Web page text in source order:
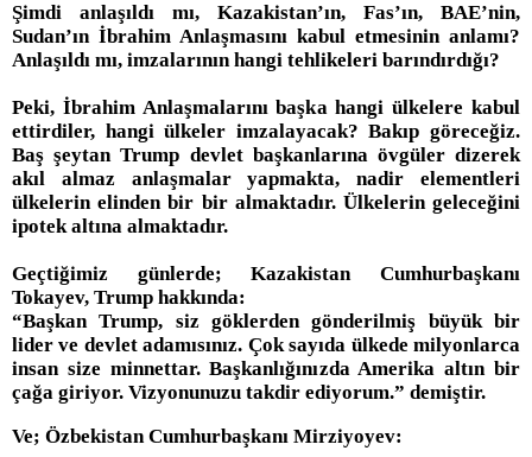
Şimdi anlaşıldı mı, Kazakistan’ın, Fas’ın, BAE’nin,
Sudan’ın İbrahim Anlaşmasını kabul etmesinin anlamı?
Anlaşıldı mı, imzalarının hangi tehlikeleri barındırdığı?
Peki, İbrahim Anlaşmalarını başka hangi ülkelere kabul
ettirdiler, hangi ülkeler imzalayacak? Bakıp göreceğiz.
Baş şeytan Trump devlet başkanlarına övgüler dizerek
akıl almaz anlaşmalar yapmakta, nadir elementleri
ülkelerin elinden bir bir almaktadır. Ülkelerin geleceğini
ipotek altına almaktadır.
Geçtiğimiz günlerde; Kazakistan Cumhurbaşkanı
Tokayev, Trump hakkında:
“Başkan Trump, siz göklerden gönderilmiş büyük bir
lider ve devlet adamısınız. Çok sayıda ülkede milyonlarca
insan size minnettar. Başkanlığınızda Amerika altın bir
çağa giriyor. Vizyonunuzu takdir ediyorum.” demiştir.
Ve; Özbekistan Cumhurbaşkanı Mirziyoyev: